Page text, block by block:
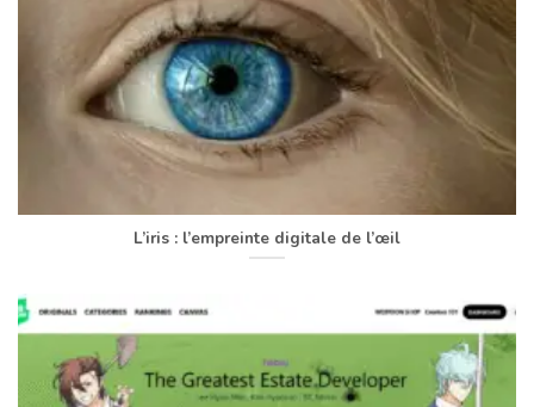
L’iris : l’empreinte digitale de l’œil